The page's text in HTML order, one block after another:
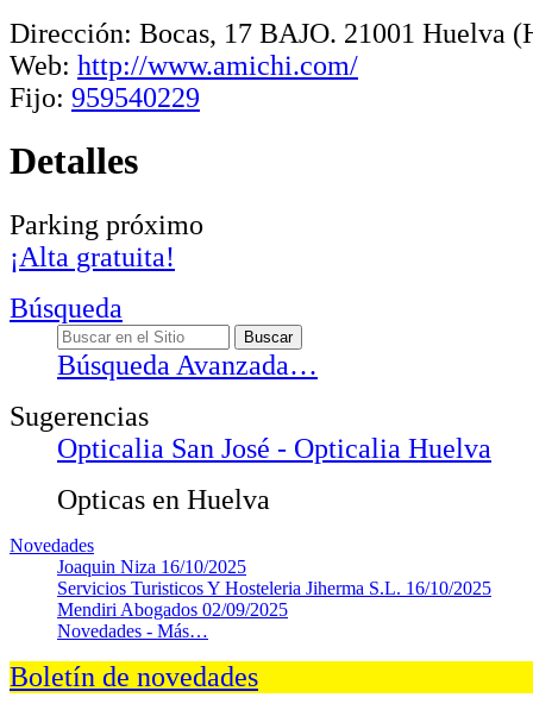
Dirección: Bocas, 17 BAJO. 21001 Huelva
Web: http://www.amichi.com/
Fijo: 959540229
Detalles
Parking próximo
¡Alta gratuita!
Búsqueda
Búsqueda Avanzada…
Sugerencias
Opticalia San José - Opticalia Huelva
Opticas en Huelva
Novedades
Joaquin Niza 16/10/2025
Servicios Turisticos Y Hosteleria Jiherma S.L. 16/10/2025
Mendiri Abogados 02/09/2025
Novedades - Más…
Boletín de novedades